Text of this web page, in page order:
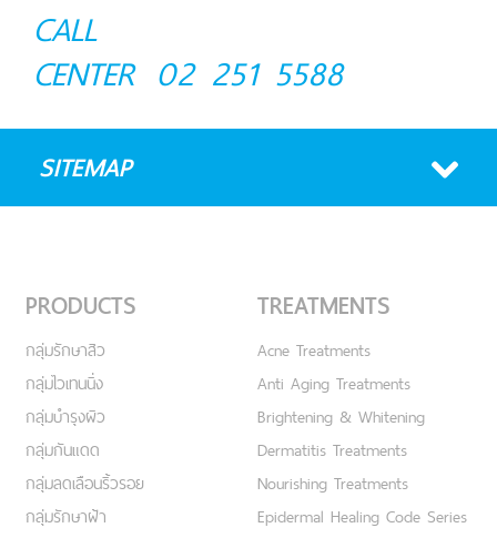
CALL
CENTER 02 251 5588
SITEMAP
PRODUCTS
กลุ่มรักษาสิว
กลุ่มไวเทนนิ่ง
กลุ่มบำรุงผิว
กลุ่มกันแดด
กลุ่มลดเลือนริ้วรอย
กลุ่มรักษาฝ้า
TREATMENTS
Acne Treatments
Anti Aging Treatments
Brightening & Whitening
Dermatitis Treatments
Nourishing Treatments
Epidermal Healing Code Series